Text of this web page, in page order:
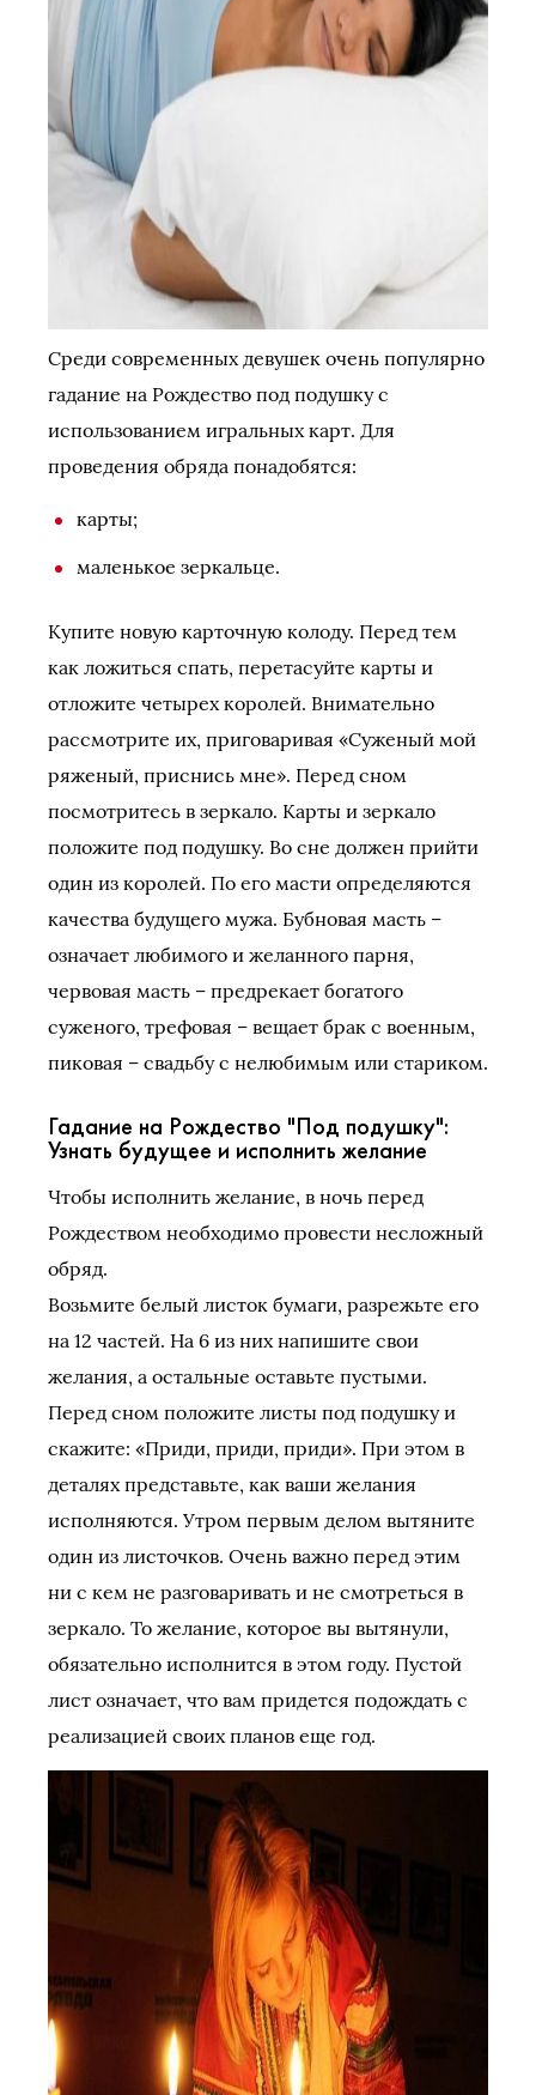
Среди современных девушек очень популярно
гадание на Рождество под подушку с
использованием игральных карт. Для
проведения обряда понадобятся:
карты;
маленькое зеркальце.
Купите новую карточную колоду. Перед тем
как ложиться спать, перетасуйте карты и
отложите четырех королей. Внимательно
рассмотрите их, приговаривая «Суженый мой
ряженый, приснись мне». Перед сном
посмотритесь в зеркало. Карты и зеркало
положите под подушку. Во сне должен прийти
один из королей. По его масти определяются
качества будущего мужа. Бубновая масть –
означает любимого и желанного парня,
червовая масть – предрекает богатого
суженого, трефовая – вещает брак с военным,
пиковая – свадьбу с нелюбимым или стариком.
Гадание на Рождество "Под подушку":
Узнать будущее и исполнить желание
Чтобы исполнить желание, в ночь перед
Рождеством необходимо провести несложный
обряд.
Возьмите белый листок бумаги, разрежьте его
на 12 частей. На 6 из них напишите свои
желания, а остальные оставьте пустыми.
Перед сном положите листы под подушку и
скажите: «Приди, приди, приди». При этом в
деталях представьте, как ваши желания
исполняются. Утром первым делом вытяните
один из листочков. Очень важно перед этим
ни с кем не разговаривать и не смотреться в
зеркало. То желание, которое вы вытянули,
обязательно исполнится в этом году. Пустой
лист означает, что вам придется подождать с
реализацией своих планов еще год.